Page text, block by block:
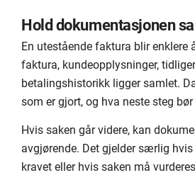
Hold dokumentasjonen
En utestående faktura blir enklere
faktura, kundeopplysninger,
betalingshistorikk ligger samlet.
som er gjort, og hva neste steg
Hvis saken går videre, kan
avgjørende. Det gjelder særlig
kravet eller hvis saken må